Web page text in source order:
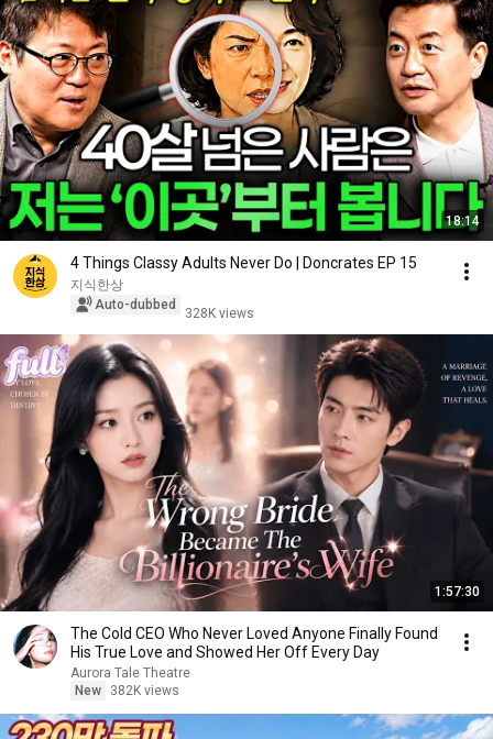
18:14
4 Things Classy Adults Never Do | Doncrates EP 15
지식한상
Auto-dubbed
328K views
1:57:30
The Cold CEO Who Never Loved Anyone Finally Found
His True Love and Showed Her Off Every Day
Aurora Tale Theatre
New
382K views